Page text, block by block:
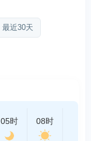
最近30天
05时 08时